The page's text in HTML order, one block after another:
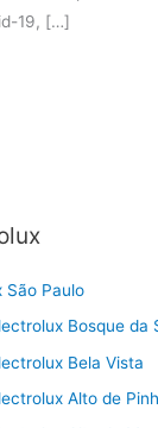
19, […]
São Paulo
Bosque da
Bela Vista
Alto de